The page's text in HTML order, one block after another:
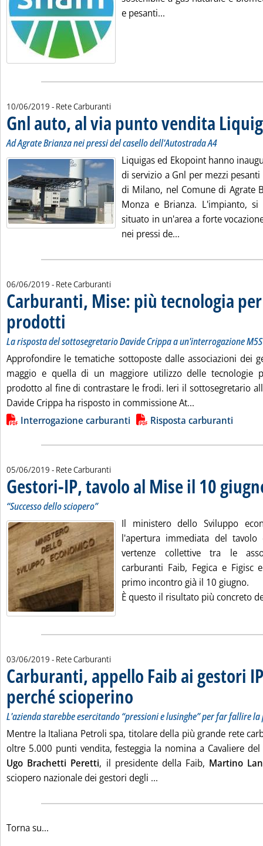
e pesanti...
10/06/2019 - Rete Carburanti
Gnl auto, al via punto vendita
Ad Agrate Brianza nei pressi del casello dell'Autostrada A4
Liquigas ed Ekopoint hanno
di servizio a Gnl per mezzi
di Milano, nel Comune di Agrate
Monza e Brianza. L'impianto,
situato in un'area a forte
nei pressi de...
06/06/2019 - Rete Carburanti
Carburanti, Mise: più tecnologia
prodotti . Sottotitolo: La risposta del sottosegretario Davide Crippa a
. Pubblicata giovedì 06 giugno 2019 alle 10.21.
La risposta del sottosegretario Davide Crippa a un'interrogazione M5S
Approfondire le tematiche sottoposte dalle associazioni dei
maggio e quella di un maggiore utilizzo delle tecnologie
prodotto al fine di contrastare le frodi. Ieri il sottosegretario
Davide Crippa ha risposto in commissione At...
Lista allegati PDF alla notizia
Interrogazione carburanti Risposta carburanti
05/06/2019 - Rete Carburanti
Gestori-IP, tavolo al Mise il 10
“Successo dello sciopero”
Il ministero dello Sviluppo
l'apertura immediata del tavolo
vertenze collettive tra le
carburanti Faib, Fegica e Figisc
primo incontro già il 10 giugno.
È questo il risultato più concreto
03/06/2019 - Rete Carburanti
Carburanti, appello Faib ai gestori
perché scioperino . Sottotitolo: L'azienda starebbe
. Pubblicata lunedì 03 giugno 2019 alle 17.46.
L'azienda starebbe esercitando “pressioni e lusinghe” per far fallire
Mentre la Italiana Petroli spa, titolare della più grande rete
oltre 5.000 punti vendita, festeggia la nomina a Cavaliere
Ugo Brachetti Peretti, il presidente della Faib, Martino
sciopero nazionale dei gestori degli ...
Torna su...